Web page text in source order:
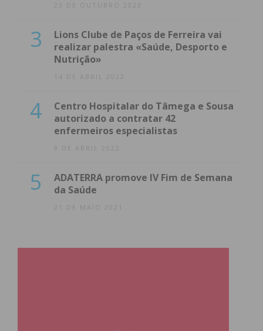
23 DE OUTUBRO 2023
3
Lions Clube de Paços de Ferreira vai
realizar palestra «Saúde, Desporto e
Nutrição»
14 DE ABRIL 2022
4
Centro Hospitalar do Tâmega e Sousa
autorizado a contratar 42
enfermeiros especialistas
8 DE ABRIL 2022
5
ADATERRA promove IV Fim de Semana
da Saúde
21 DE MAIO 2021